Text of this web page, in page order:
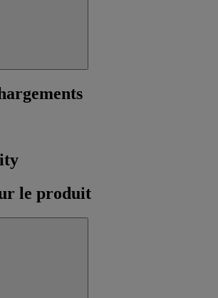
le produit